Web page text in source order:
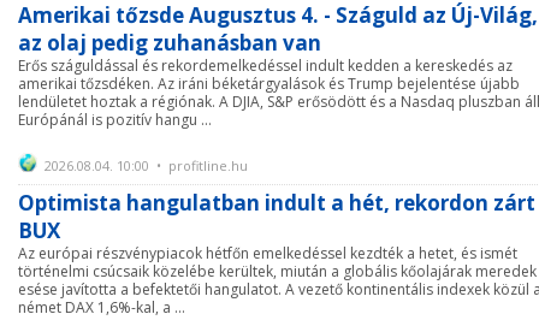
Amerikai tőzsde Augusztus 4. - Száguld az Új-Világ,
az olaj pedig zuhanásban van
Erős száguldással és rekordemelkedéssel indult kedden a kereskedés az
amerikai tőzsdéken. Az iráni béketárgyalások és Trump bejelentése újabb
lendületet hoztak a régiónak. A DJIA, S&P erősödött és a Nasdaq pluszban
Európánál is pozitív hangu ...
2026.08.04. 10:00 • profitline.hu
Optimista hangulatban indult a hét, rekordon zárt
BUX
Az európai részvénypiacok hétfőn emelkedéssel kezdték a hetet, és ismét
történelmi csúcsaik közelébe kerültek, miután a globális kőolajárak meredek
esése javította a befektetői hangulatot. A vezető kontinentális indexek közül
német DAX 1,6%-kal, a ...